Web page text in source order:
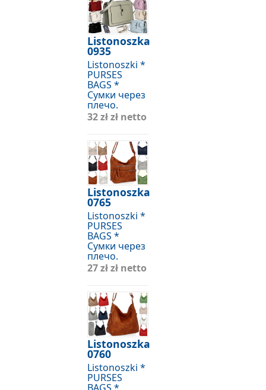
Listonoszka
0935
Listonoszki *
PURSES
BAGS *
Сумки через
плечо.
32 złzł netto
Listonoszka
0765
Listonoszki *
PURSES
BAGS *
Сумки через
плечо.
27 złzł netto
Listonoszka
0760
Listonoszki *
PURSES
BAGS *